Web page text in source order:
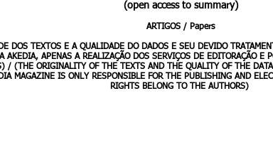
(open access to summary)
ARTIGOS / Papers
DOS TEXTOS E A QUALIDADE DO DADOS E SEU DEVIDO
AKEDIA, APENAS A REALIZAÇÃO DOS SERVIÇOS DE EDITORAÇÃO E
/ (THE ORIGINALITY OF THE TEXTS AND THE QUALITY OF THE
MAGAZINE IS ONLY RESPONSIBLE FOR THE PUBLISHING AND
RIGHTS BELONG TO THE AUTHORS)